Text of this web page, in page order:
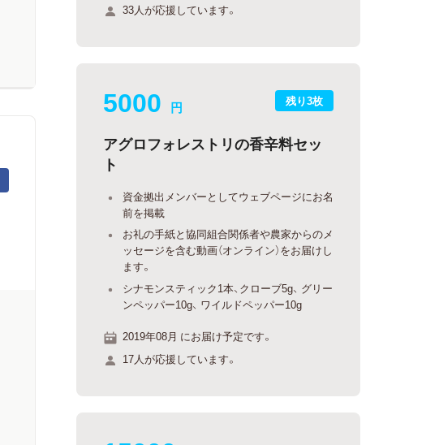
33人が応援しています。
残り3枚
5000 円
アグロフォレストリの香辛料セッ
ト
資金拠出メンバーとしてウェブページにお名
前を掲載
お礼の手紙と協同組合関係者や農家からのメ
ッセージを含む動画（オンライン）をお届けし
ます。
シナモンスティック1本、クローブ5g、 グリー
ンペッパー10g、 ワイルドペッパー10g
2019年08月 にお届け予定です。
17人が応援しています。